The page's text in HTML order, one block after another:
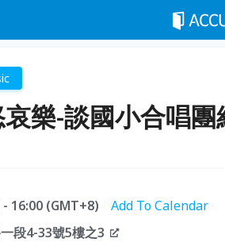
樂-談國小合唱團
16:00 (GMT+8)
Add To Calendar
段4-33號5樓之3